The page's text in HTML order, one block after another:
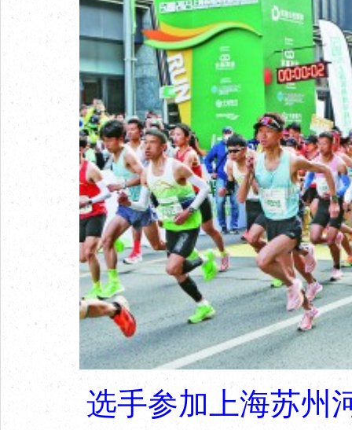
选手参加上海苏州